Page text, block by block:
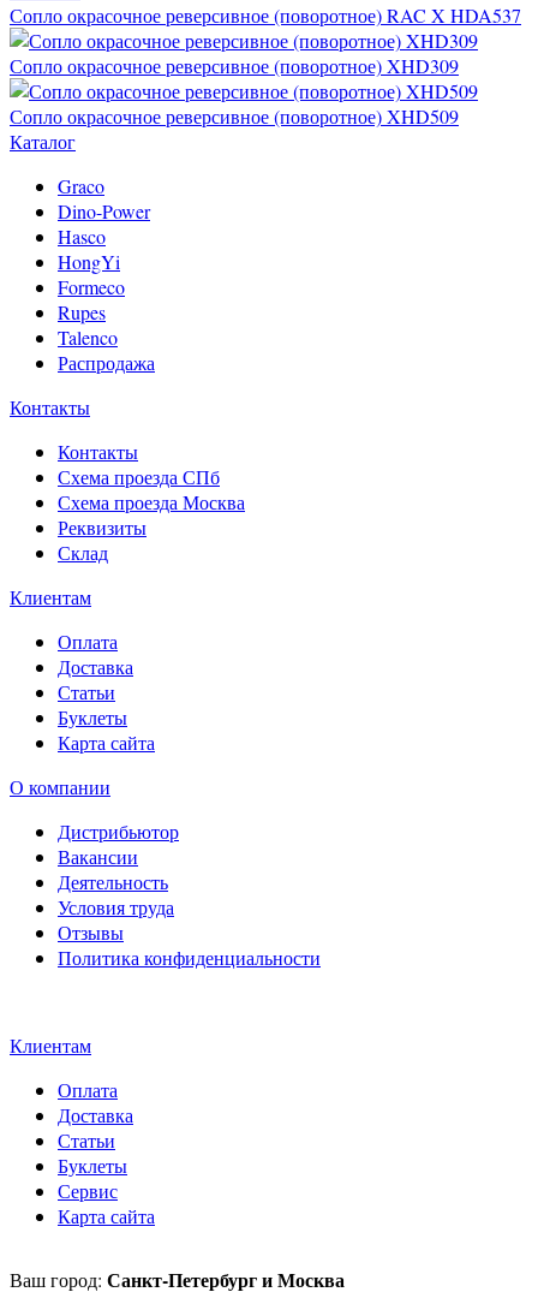
Сопло окрасочное реверсивное (поворотное) RAC X HDA537
Сопло окрасочное реверсивное (поворотное) XHD309
Сопло окрасочное реверсивное (поворотное) XHD509
Каталог
Graco
Dino-Power
Hasco
HongYi
Formeco
Rupes
Talenco
Распродажа
Контакты
Контакты
Схема проезда СПб
Схема проезда Москва
Реквизиты
Склад
Клиентам
Оплата
Доставка
Статьи
Буклеты
Карта сайта
О компании
Дистрибьютор
Вакансии
Деятельность
Условия труда
Отзывы
Политика конфиденциальности
Клиентам
Оплата
Доставка
Статьи
Буклеты
Сервис
Карта сайта
Ваш город: Санкт-Петербург и Москва